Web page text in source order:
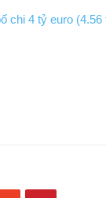
chi 4 tỷ euro